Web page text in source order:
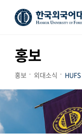
홍보
홍보 외대소식